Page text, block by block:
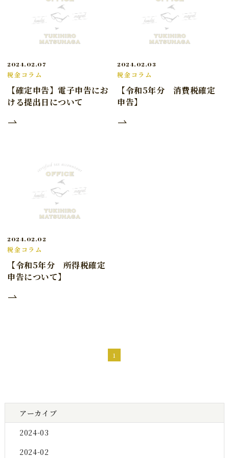
2024.02.07
税金コラム
【確定申告】電子申告にお
ける提出日について
2024.02.03
税金コラム
【令和5年分 消費税確定
申告】
2024.02.02
税金コラム
【令和5年分 所得税確定
申告について】
1
アーカイブ
2024-03
2024-02